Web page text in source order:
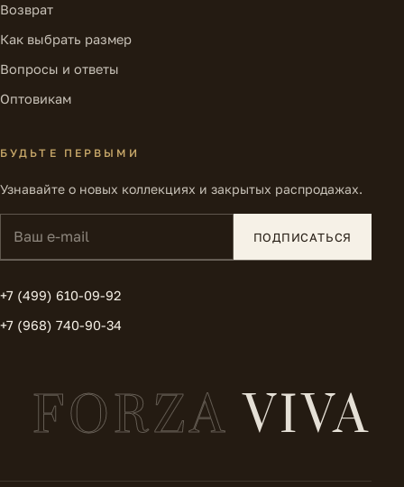
Возврат
Как выбрать размер
Вопросы и ответы
Оптовикам
БУДЬТЕ ПЕРВЫМИ
Узнавайте о новых коллекциях и закрытых распродажах.
ПОДПИСАТЬСЯ
+7 (499) 610-09-92
+7 (968) 740-90-34
FORZAVIVA